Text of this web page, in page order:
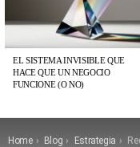
EL SISTEMA INVISIBLE QUE
HACE QUE UN NEGOCIO
FUNCIONE (O NO)
You are here:
Home Blog Estrategia